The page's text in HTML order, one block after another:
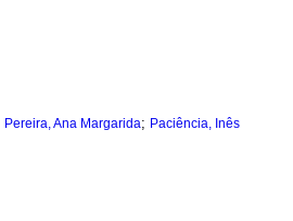
Pereira, Ana Margarida; Paciência, Inês